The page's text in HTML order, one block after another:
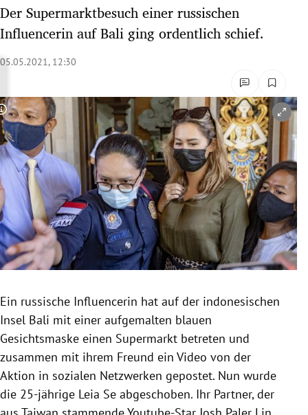
Untermenü
Untermenü
Untermenü
Untermenü
Untermenü
Untermenü
Untermenü
Der Supermarktbesuch einer russischen
Influencerin auf Bali ging ordentlich schief.
05.05.2021, 12:30
Copyright-Hinweis öffnen/schließen
Ein russische Influencerin hat auf der indonesischen
Insel Bali mit einer aufgemalten blauen
Gesichtsmaske einen Supermarkt betreten und
zusammen mit ihrem Freund ein Video von der
Aktion in sozialen Netzwerken gepostet. Nun wurde
die 25-jährige Leia Se abgeschoben. Ihr Partner, der